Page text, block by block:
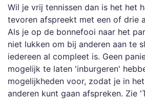
Wil je vrij tennissen dan is het het
tevoren afspreekt met een of drie
Als je op de bonnefooi naar het
niet lukken om bij anderen aan te
iedereen al compleet is. Geen
mogelijk te laten 'inburgeren'
mogelijkheden voor, zodat je in
anderen kunt gaan afspreken. Zie